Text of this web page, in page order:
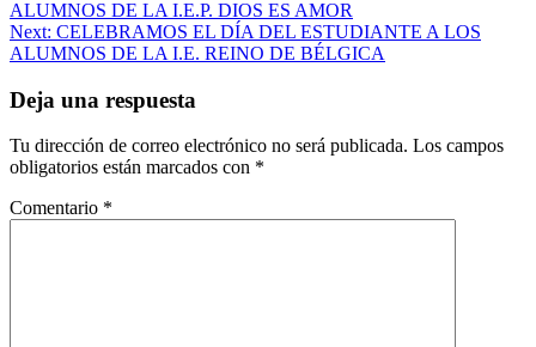
de
entradas
ALUMNOS DE LA I.E.P. DIOS ES AMOR
Next: CELEBRAMOS EL DÍA DEL ESTUDIANTE A LOS
ALUMNOS DE LA I.E. REINO DE BÉLGICA
Deja una respuesta
Tu dirección de correo electrónico no será publicada. Los campos
obligatorios están marcados con *
Comentario *